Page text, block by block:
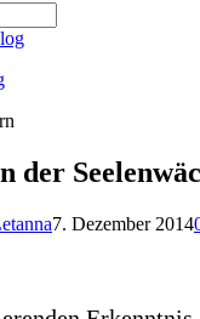
der
7. Dezember 2014